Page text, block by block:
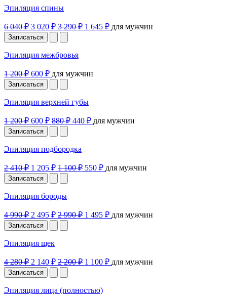
Эпиляция спины
6 040 ₽ 3 020 ₽ 3 290 ₽ 1 645 ₽ для мужчин
Записаться
Эпиляция межбровья
1 200 ₽ 600 ₽ для мужчин
Записаться
Эпиляция верхней губы
1 200 ₽ 600 ₽ 880 ₽ 440 ₽ для мужчин
Записаться
Эпиляция подбородка
2 410 ₽ 1 205 ₽ 1 100 ₽ 550 ₽ для мужчин
Записаться
Эпиляция бороды
4 990 ₽ 2 495 ₽ 2 990 ₽ 1 495 ₽ для мужчин
Записаться
Эпиляция щек
4 280 ₽ 2 140 ₽ 2 200 ₽ 1 100 ₽ для мужчин
Записаться
Эпиляция лица (полностью)